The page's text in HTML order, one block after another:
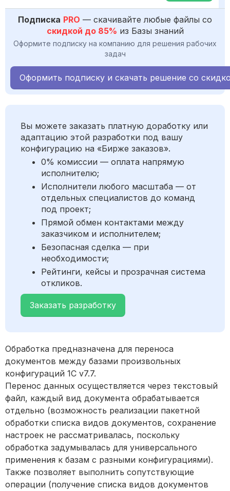
Подписка PRO — скачивайте любые файлы со
скидкой до 85% из Базы знаний
Оформите подписку на компанию для решения рабочих
задач
Оформить подписку и скачать решение со
Вы можете заказать платную доработку или
адаптацию этой разработки под вашу
конфигурацию на «Бирже заказов».
0% комиссии — оплата напрямую
исполнителю;
Исполнители любого масштаба — от
отдельных специалистов до команд
под проект;
Прямой обмен контактами между
заказчиком и исполнителем;
Безопасная сделка — при
необходимости;
Рейтинги, кейсы и прозрачная система
откликов.
Заказать разработку
Обработка предназначена для переноса
документов между базами произвольных
конфигураций 1С v7.7.
Перенос данных осуществляется через текстовый
файл, каждый вид документа обрабатывается
отдельно (возможность реализации пакетной
обработки списка видов документов, сохранение
настроек не рассматривалась, поскольку
обработка задумывалась для универсального
применения к базам с разными конфигурациями).
Также позволяет выполнить сопутствующие
операции (получение списка видов документов